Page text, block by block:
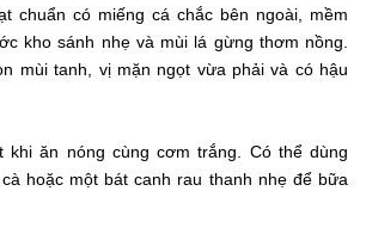
chuẩn có miếng cá chắc bên ngoài, mềm
kho sánh nhẹ và mùi lá gừng thơm nồng.
mùi tanh, vị mặn ngọt vừa phải và có hậu
khi ăn nóng cùng cơm trắng. Có thể dùng
hoặc một bát canh rau thanh nhẹ để bữa